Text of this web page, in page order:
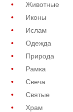
Животные
Иконы
Ислам
Одежда
Природа
Рамка
Свеча
Святые
Храм